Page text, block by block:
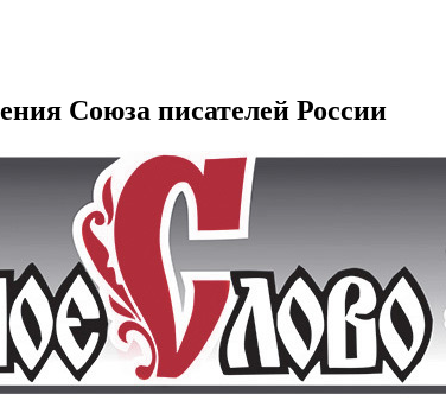
Союза писателей России